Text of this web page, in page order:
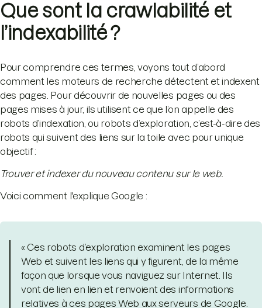
Que sont la crawlabilité et
l’indexabilité ?
Pour comprendre ces termes, voyons tout d’abord
comment les moteurs de recherche détectent et indexent
des pages. Pour découvrir de nouvelles pages ou des
pages mises à jour, ils utilisent ce que l’on appelle des
robots d’indexation, ou robots d’exploration, c’est-à-dire des
robots qui suivent des liens sur la toile avec pour unique
objectif :
Trouver et indexer du nouveau contenu sur le web.
Voici comment l'explique Google :
« Ces robots d’exploration examinent les pages
Web et suivent les liens qui y figurent, de la même
façon que lorsque vous naviguez sur Internet. Ils
vont de lien en lien et renvoient des informations
relatives à ces pages Web aux serveurs de Google.